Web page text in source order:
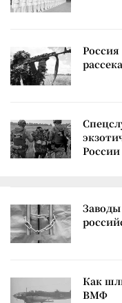
Россия
России
Как
ВМФ